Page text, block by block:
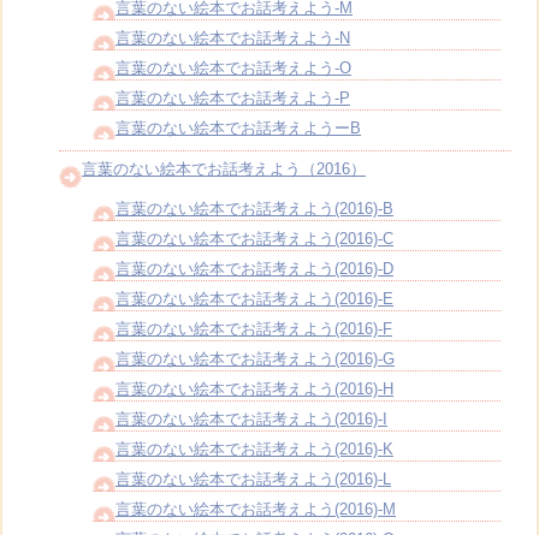
言葉のない絵本でお話考えよう-M
言葉のない絵本でお話考えよう-N
言葉のない絵本でお話考えよう-O
言葉のない絵本でお話考えよう-P
言葉のない絵本でお話考えようーB
言葉のない絵本でお話考えよう（2016）
言葉のない絵本でお話考えよう(2016)-B
言葉のない絵本でお話考えよう(2016)-C
言葉のない絵本でお話考えよう(2016)-D
言葉のない絵本でお話考えよう(2016)-E
言葉のない絵本でお話考えよう(2016)-F
言葉のない絵本でお話考えよう(2016)-G
言葉のない絵本でお話考えよう(2016)-H
言葉のない絵本でお話考えよう(2016)-I
言葉のない絵本でお話考えよう(2016)-K
言葉のない絵本でお話考えよう(2016)-L
言葉のない絵本でお話考えよう(2016)-M